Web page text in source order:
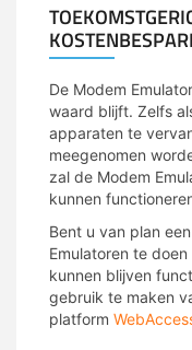
De Modem
waard blijft. Zelfs
apparaten te
meegenomen
zal de Modem
kunnen
Bent u van plan
Emulatoren te
kunnen blijven
gebruik te maken
platform